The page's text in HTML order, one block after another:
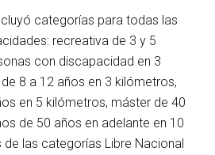
categorías para todas las
recreativa de 3 y 5
con discapacidad en 3
8 a 12 años en 3 kilómetros,
en 5 kilómetros, máster de 40
de 50 años en adelante en 10
las categorías Libre Nacional